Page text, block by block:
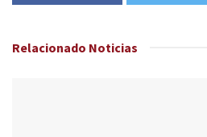
Relacionado Noticias